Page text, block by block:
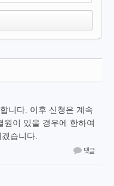
니다. 이후 신청은 계속
원이 있을 경우에 한하여
습니다.
댓글